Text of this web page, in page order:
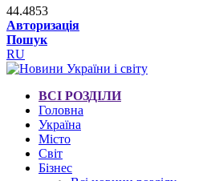
44.4853
Авторизація
Пошук
RU
ВСІ РОЗДІЛИ
Головна
Україна
Місто
Світ
Бізнес